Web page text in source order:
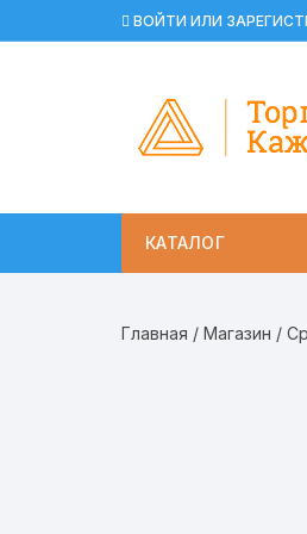
к
ВОЙТИ ИЛИ
КАТАЛОГ
Главная / Магазин /